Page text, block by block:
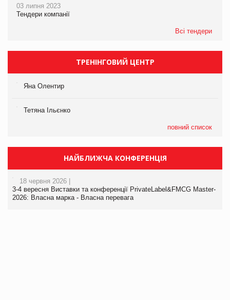
03 липня 2023
Тендери компанії
Всі тендери
ТРЕНІНГОВИЙ ЦЕНТР
Яна Олентир
Тетяна Ільєнко
повний список
НАЙБЛИЖЧА КОНФЕРЕНЦІЯ
18 червня 2026 |
3-4 вересня Виставки та конференції PrivateLabel&FMCG Master-
2026: Власна марка - Власна перевага